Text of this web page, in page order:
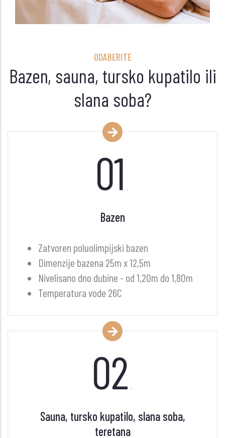
ODABERITE
Bazen, sauna, tursko kupatilo ili
slana soba?
01 .
Bazen
Zatvoren poluolimpijski bazen
Dimenzije bazena 25m x 12,5m
Nivelisano dno dubine - od 1,20m do 1,80m
Temperatura vode 26C
02 .
Sauna, tursko kupatilo, slana soba,
teretana